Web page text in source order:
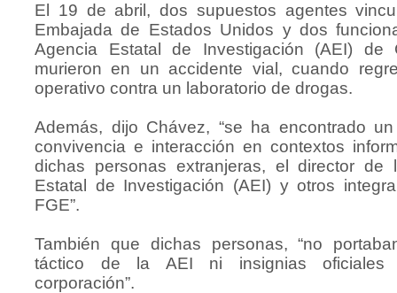
El 19 de abril, dos supuestos agentes
Embajada de Estados Unidos y dos
Agencia Estatal de Investigación (AEI) de
murieron en un accidente vial, cuando
operativo contra un laboratorio de drogas.
Además, dijo Chávez, “se ha encontrado
convivencia e interacción en contextos
dichas personas extranjeras, el director de
Estatal de Investigación (AEI) y otros
FGE”.
También que dichas personas, “no
táctico de la AEI ni insignias oficiales
corporación”.